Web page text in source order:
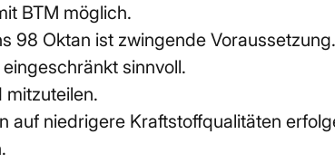
BTM möglich.
98 Oktan ist zwingende
sinnvoll.
mitzuteilen.
auf niedrigere Kraftstoffqualitäten